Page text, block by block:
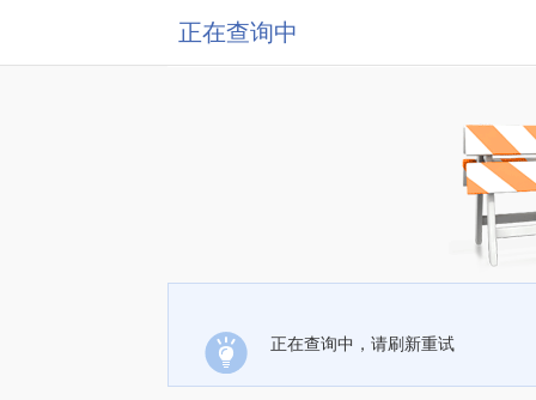
正在查询中
正在查询中，请刷新重试